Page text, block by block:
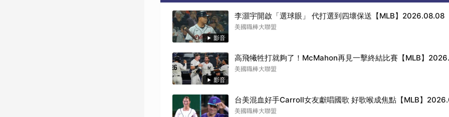
影音
李灝宇開啟「選球眼」 代打選到四壞保送【MLB】2026.08.08
美國職棒大聯盟
影音
高飛犧牲打就夠了！McMahon再見一擊終結比賽【MLB】
美國職棒大聯盟
台美混血好手Carroll女友獻唱國歌 好歌喉成焦點【MLB】
美國職棒大聯盟